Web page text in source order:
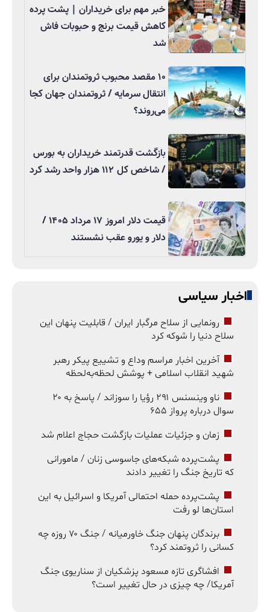
خبر مهم برای خریداران | پشت پرده
کاهش قیمت برنج و حبوبات فاش
شد
۱۰ مقصد محبوب ثروتمندان برای
انتقال سرمایه / ثروتمندان جهان کجا
می‌روند؟
بازگشت قدرتمند خریداران به بورس
/ شاخص کل ۱۱۲ هزار واحد رشد کرد
قیمت دلار امروز ۱۷ مرداد ۱۴۰۵ /
دلار و یورو عقب نشستند
اخبار سیاسی
رونمایی از سلاح مرگبار ایران / قابلیت پنهان این
سلاح دنیا را شوکه کرد
آخرین اخبار مراسم وداع و تشییع پیکر رهبر
شهید انقلاب اسلامی + پوشش لحظه‌به‌لحظه
ناو وینسنس ۲۹۱ رؤیا را سوزاند / پاسخ به ۲۰
سوال درباره پرواز ۶۵۵
زمان و جزئیات عملیات بازگشت حجاج اعلام شد
پشت‌پرده شبکه‌های جاسوسی زنان / مامورانی
که تاریخ جنگ را تغییر دادند
پشت‌پرده حمله احتمالی آمریکا و اسرائیل به این
استان‌ها لو رفت
برندگان پنهان جنگ خاورمیانه / جنگ ۷۰ روزه چه
کسانی را ثروتمند کرد؟
افشاگری تازه مسعود پزشکیان از سناریوی جنگ
آمریکا/ چه چیزی در حال تغییر است؟